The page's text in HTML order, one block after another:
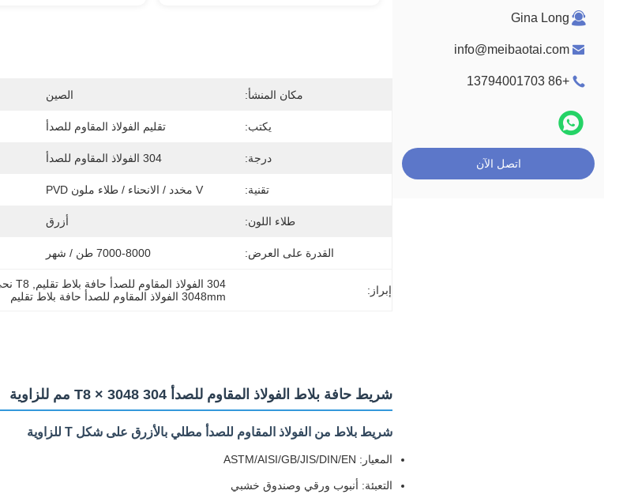
Gina Long
info@meibaotai.com
+86 13794001703
اتصل الآن
مكان المنشأ: الصين
يكتب: تقليم الفولاذ المقاوم للصدأ
درجة: 304 الفولاذ المقاوم للصدأ
تقنية: V مخدد / الانحناء / طلاء ملون PVD
طلاء اللون: أزرق
القدرة على العرض: 7000-8000 طن / شهر
إبراز: 304 الفولاذ المقاوم للصدأ حافة بلاط تقليم T8 نحى الفولاذ المقاوم للصدأ ركن تقليم
3048mm الفولاذ المقاوم للصدأ حافة بلاط تقليم
شريط حافة بلاط الفولاذ المقاوم للصدأ 304 T8 × 3048 مم للزاوية
شريط بلاط من الفولاذ المقاوم للصدأ مطلي بالأزرق على شكل T للزاوية
المعيار: ASTM/AISI/GB/JIS/DIN/EN
التعبئة: أنبوب ورقي وصندوق خشبي